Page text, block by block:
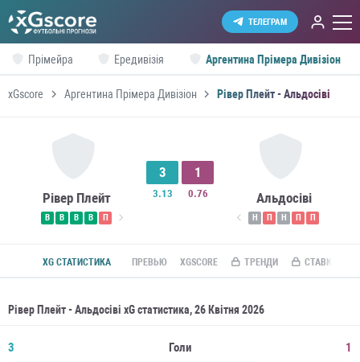
ТЕЛЕГРАМ
Прімейра Ередивізія Аргентина Прімера Дивізіон
xGscore Аргентина Прімера Дивізіон Рівер Плейт - Альдосіві
Рівер Плейт
В В В В П
3
3.13
1
0.76 Альдосіві
Н П Н П П
XG СТАТИСТИКА ПРЕВЬЮ XGSCORE ТРЕНДИ СТАВКИ ПО
Рівер Плейт - Альдосіві xG статистика, 26 Квітня 2026
3 Голи 1